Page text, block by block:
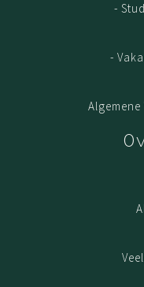
-
-